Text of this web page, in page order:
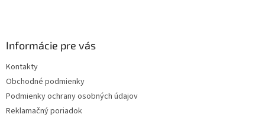
Informácie pre vás
Kontakty
Obchodné podmienky
Podmienky ochrany osobných údajov
Reklamačný poriadok